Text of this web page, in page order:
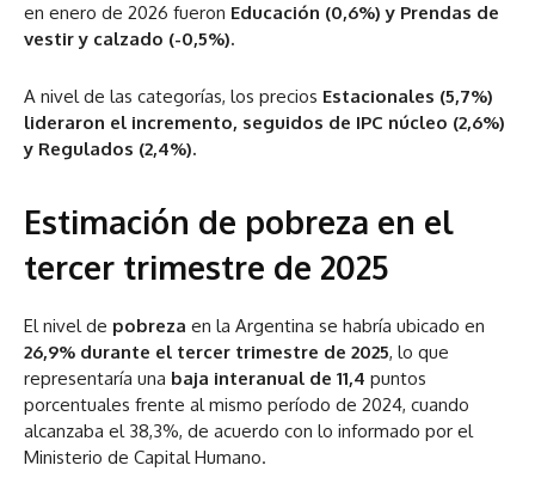
en enero de 2026 fueron Educación (0,6%) y Prendas de
vestir y calzado (-0,5%).
A nivel de las categorías, los precios Estacionales (5,7%)
lideraron el incremento, seguidos de IPC núcleo (2,6%)
y Regulados (2,4%).
Estimación de pobreza en el
tercer trimestre de 2025
El nivel de pobreza en la Argentina se habría ubicado en
26,9% durante el tercer trimestre de 2025, lo que
representaría una baja interanual de 11,4 puntos
porcentuales frente al mismo período de 2024, cuando
alcanzaba el 38,3%, de acuerdo con lo informado por el
Ministerio de Capital Humano.